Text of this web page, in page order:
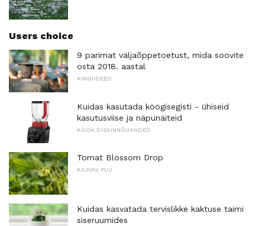
Users choice
9 parimat väljaõppetoetust, mida soovite
osta 2018. aastal
KINGIIDEED
Kuidas kasutada köögisegisti - ühiseid
kasutusviise ja näpunäiteid
KÖÖK DISAINNÕUANDED
Tomat Blossom Drop
KASVAV PUU
Kuidas kasvatada tervislikke kaktuse taimi
siseruumides